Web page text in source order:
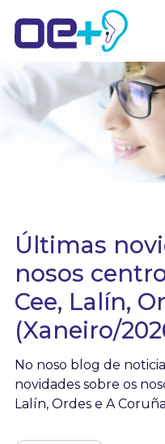
Últimas
nosos
Cee, Lalín,
(Xaneiro/
No noso blog de
novidades sobre os
Lalín, Ordes e A